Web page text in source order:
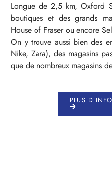
Longue de 2,5 km, Oxford
boutiques et des grands
House of Fraser ou encore
On y trouve aussi bien des
Nike, Zara), des magasins
que de nombreux magasins
PLUS